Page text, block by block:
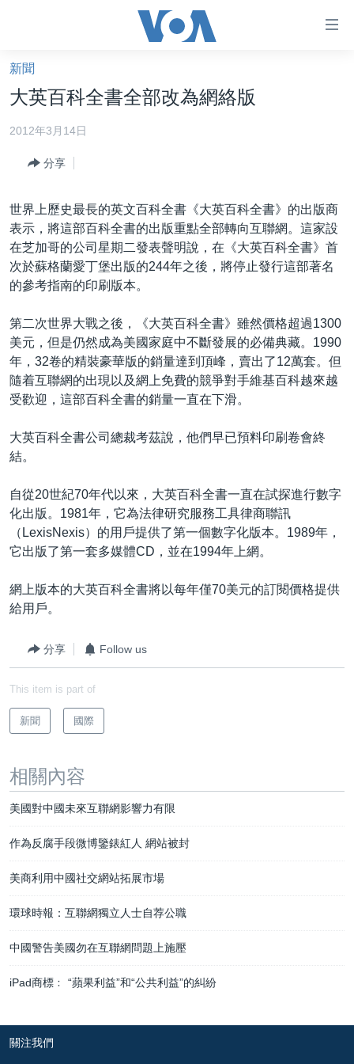
礙
鏈
接
跳
容
跳
轉
到
導
跳
轉
到
檢
索
台灣
海外港人
新聞自由
揭謊頻道
中國
國際
經貿
美國專訊
視頻存檔
音頻
新聞音頻
海外港人
美國透視
廣播節目表
國語
關注我們
其他語言網站
新聞
大英百科全書全部改為網絡版
2012年3月14日
分享
世界上歷史最長的英文百科全書《大英百科全書》的出版商
表示，將這部百科全書的出版重點全部轉向互聯網。這家設
在芝加哥的公司星期二發表聲明說，在《大英百科全書》首
次於蘇格蘭愛丁堡出版的244年之後，將停止發行這部著名
的參考指南的印刷版本。
第二次世界大戰之後，《大英百科全書》雖然價格超過1300
美元，但是仍然成為美國家庭中不斷發展的必備典藏。1990
年，32卷的精裝豪華版的銷量達到頂峰，賣出了12萬套。但
隨着互聯網的出現以及網上免費的競爭對手維基百科越來越
受歡迎，這部百科全書的銷量一直在下滑。
大英百科全書公司總裁考茲說，他們早已預料印刷卷會終
結。
自從20世紀70年代以來，大英百科全書一直在試探進行數字
化出版。1981年，它為法律研究服務工具律商聯訊
（LexisNexis）的用戶提供了第一個數字化版本。1989年，
它出版了第一套多媒體CD，並在1994年上網。
網上版本的大英百科全書將以每年僅70美元的訂閱價格提供
給用戶。
分享 Follow us
This item is part of
新聞 國際
相關內容
美國對中國未來互聯網影響力有限
作為反腐手段微博鑒錶紅人 網站被封
美商利用中國社交網站拓展市場
環球時報：互聯網獨立人士自荐公職
中國警告美國勿在互聯網問題上施壓
iPad商標﹕ “蘋果利益”和“公共利益”的糾紛
關注我們